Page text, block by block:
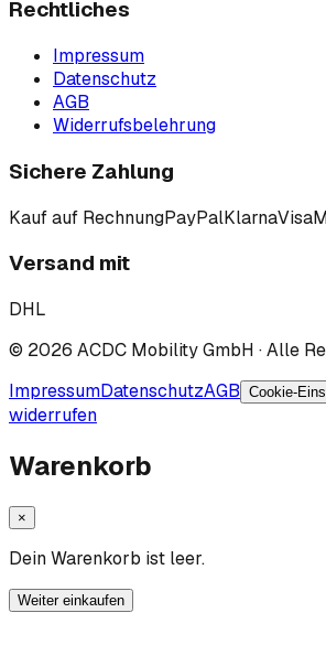
Rechtliches
Impressum
Datenschutz
AGB
Widerrufsbelehrung
Sichere Zahlung
Kauf auf RechnungPayPalKlarnaVisa
Versand mit
DHL
© 2026 ACDC Mobility GmbH · Alle
ImpressumDatenschutzAGB Cookie-
widerrufen
Warenkorb
×
Dein Warenkorb ist leer.
Weiter einkaufen